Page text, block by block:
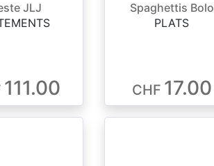
JLJ
111.00
Spaghettis Bolo
PLATS
CHF 17.00